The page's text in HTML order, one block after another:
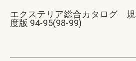
エクステリア総合カタログ
度版 94-95(98-99)